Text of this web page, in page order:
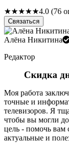
★★★★★4.0 (76
Связаться
Алёна Никитина
Редактор
Скидка
Моя работа
точные и
телевизоров. Я
чтобы вы могли
цель - помочь вам
актуальные и